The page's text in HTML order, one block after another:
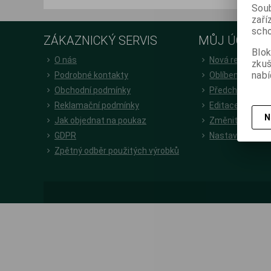
ZÁKAZNICKÝ SERVIS
O nás
Podrobné kontakty
Obchodní podmínky
Reklamační podmínky
Jak objednat na poukaz
GDPR
Zpětný odběr použitých výrobků
MŮJ ÚČET
Nová registrace
Oblíbené
Předchozí
Editace
Změnit heslo
Nastavení